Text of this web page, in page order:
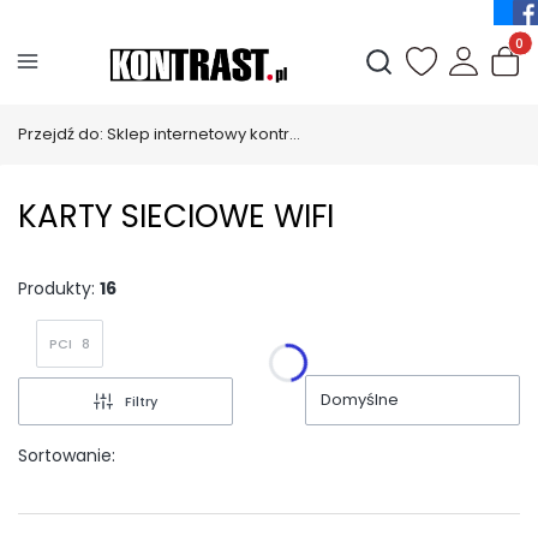
Otwórz
Przejdź do: Sklep internetowy kontrast_pl
KARTY SIECIOWE WIFI
Produkty: 16
PCI 8
Filtry
Sortowanie:
Domyślne